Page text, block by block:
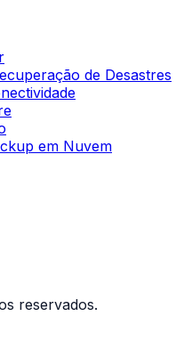
de Desastres
em Nuvem
reservados.